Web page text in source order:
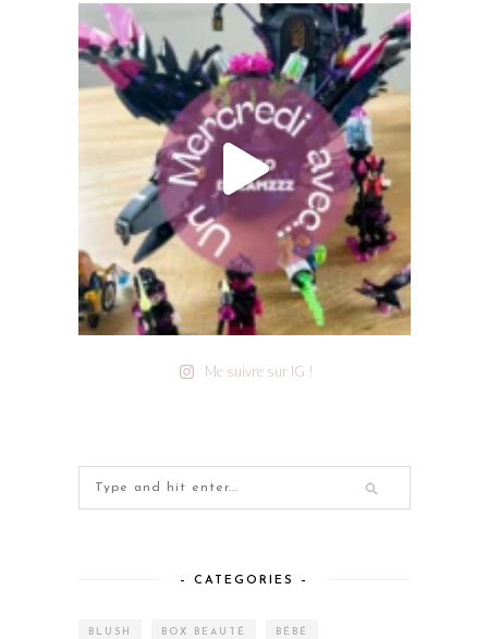
Me suivre sur IG !
– CATEGORIES –
BLUSH BOX BEAUTÉ BÉBÉ